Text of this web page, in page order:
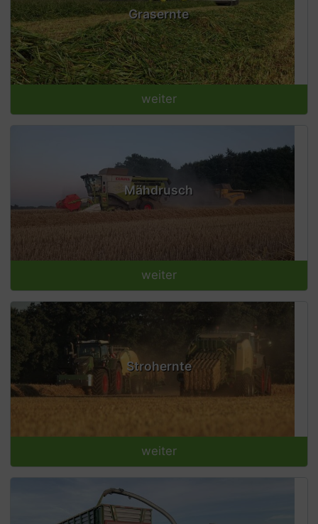
Grasernte
weiter
Mähdrusch
weiter
Strohernte
weiter